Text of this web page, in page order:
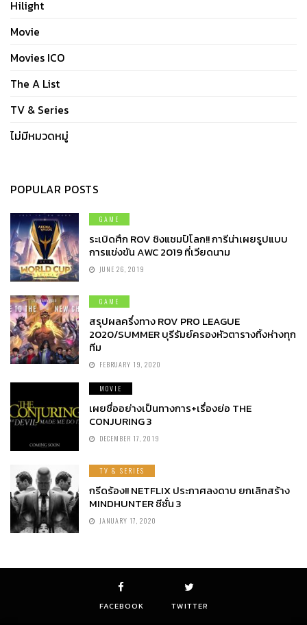
Hilight
Movie
Movies ICO
The A List
TV & Series
ไม่มีหมวดหมู่
POPULAR POSTS
GAME
ระเบิดศึก ROV ชิงแชมป์โลก!! การีน่าเผยรูปแบบ
การแข่งขัน AWC 2019 ที่เวียดนาม
JUNE 26, 2019
GAME
สรุปผลครึ่งทาง ROV PRO LEAGUE
2020/SUMMER บุรีรัมย์ครองหัวตารางทิ้งห่างทุก
ทีม
FEBRUARY 19, 2020
MOVIE
เผยชื่ออย่างเป็นทางการ+เรื่องย่อ THE
CONJURING 3
DECEMBER 17, 2019
TV & SERIES
กรีดร้อง!! NETFLIX ประกาศลงดาบ ยกเลิกสร้าง
MINDHUNTER ซีซั่น 3
JANUARY 17, 2020
FACEBOOK TWITTER